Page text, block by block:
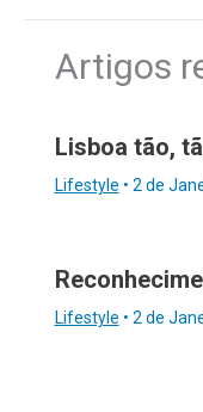
Artigos
Lisboa tão,
Lifestyle • 2 de
Lifestyle • 2 de